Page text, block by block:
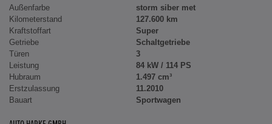
Außenfarbe
storm siber met
Kilometerstand
127.600 km
Kraftstoffart
Super
Getriebe
Schaltgetriebe
Türen
3
Leistung
84 kW / 114 PS
Hubraum
1.497 cm³
Erstzulassung
11.2010
Bauart
Sportwagen